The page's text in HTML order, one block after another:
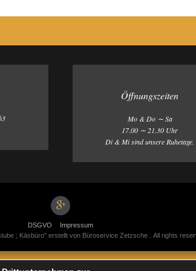
Öffnungszeiten
Mo & Do ∼ Sa
17.00 ∼ 21.30 Uhr
Di & Mi sind unsere Ruhetage.
DSGVO
Impressum
; Käsbüro" erstellt von Büroservice Zetzsche . All rights